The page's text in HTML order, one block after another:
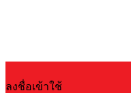
ลงชื่อเข้าใช้